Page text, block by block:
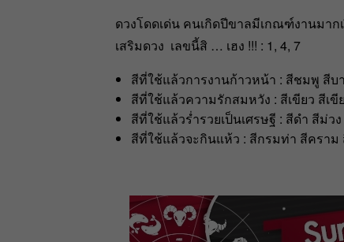
ดวงโดดเด่น คนเกิดปีขาลมีเกณฑ์งานมา
เสริมดวง เลขนี้สิ … เฮง !!! : 1, 4, 7
สีที่ใช้แล้วการงานก้าวหน้า : สีชมพู สี
สีที่ใช้แล้วความรักสมหวัง : สีเขียว สีเขี
สีที่ใช้แล้วร่ำรวยเป็นเศรษฐี : สีดำ สีม่ว
สีที่ใช้แล้วจะกินแห้ว : สีกรมท่า สีคราม